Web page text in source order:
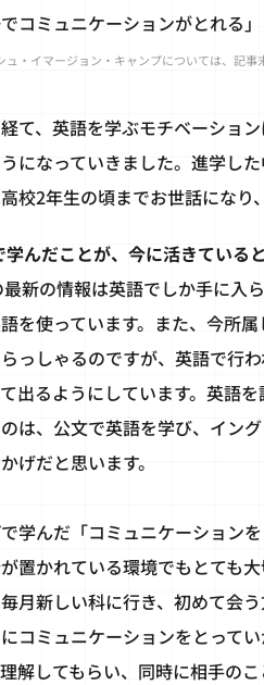
コミュニケーションがとれる」
ュ・イマージョン・キャンプについては、記事
て、英語を学ぶモチベーショ
になっていきました。進学し
校2年生の頃までお世話になり
んだことが、今に活きている
新の情報は英語でしか手に入
を使っています。また、今所
っしゃるのですが、英語で行
出るようにしています。英語
は、公文で英語を学び、イン
げだと思います。
学んだ「コミュニケーション
置かれている環境でもとても
月新しい科に行き、初めて会う
コミュニケーションをとって
解してもらい、同時に相手の